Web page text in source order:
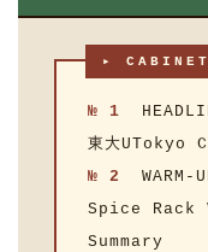
▸
№ 1
東大UTokyo
№ 2
WARM-
Spice Rack
Summary